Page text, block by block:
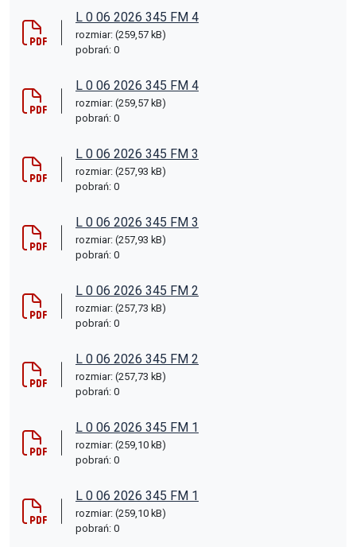
L 0 06 2026 345 FM 4
rozmiar: (259,57 kB)
pobrań: 0
L 0 06 2026 345 FM 4
rozmiar: (259,57 kB)
pobrań: 0
L 0 06 2026 345 FM 3
rozmiar: (257,93 kB)
pobrań: 0
L 0 06 2026 345 FM 3
rozmiar: (257,93 kB)
pobrań: 0
L 0 06 2026 345 FM 2
rozmiar: (257,73 kB)
pobrań: 0
L 0 06 2026 345 FM 2
rozmiar: (257,73 kB)
pobrań: 0
L 0 06 2026 345 FM 1
rozmiar: (259,10 kB)
pobrań: 0
L 0 06 2026 345 FM 1
rozmiar: (259,10 kB)
pobrań: 0